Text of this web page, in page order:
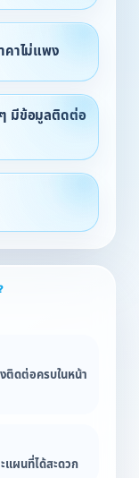
คาไม่แพง
มีข้อมูลติดต่อ
ติดต่อครบในหน้า
แผนที่ได้สะดวก